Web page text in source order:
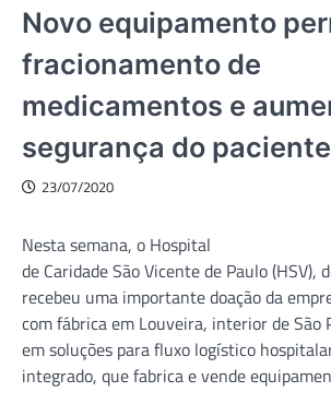
Novo equipamento
fracionamento de
medicamentos e
segurança do paciente
23/07/2020
Nesta semana, o Hospital
de Caridade São Vicente de Paulo (HSV),
recebeu uma importante doação da
com fábrica em Louveira, interior de São
em soluções para fluxo logístico
integrado, que fabrica e vende